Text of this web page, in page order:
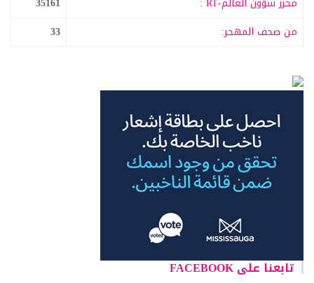
من صحف المهجر:
33
تابعنا على FACEBOOK